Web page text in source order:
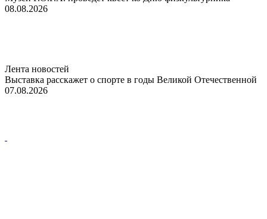
08.08.2026
Лента новостей
Выставка расскажет о спорте в годы Великой Отечественной
07.08.2026